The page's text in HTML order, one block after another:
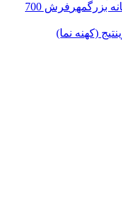
فرش 700
(کهنه نما)